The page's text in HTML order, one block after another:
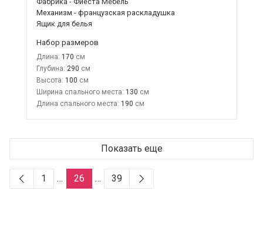
Механизм - французская раскладушка
Ящик для белья
Набор размеров
Длина: 170
Глубина: 290
Высота: 100
Ширина спального места: 130
Длина спального места: 190
Показать еще
1 … 26 … 39